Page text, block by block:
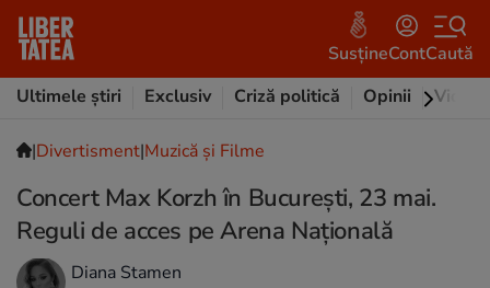
SusțineContCaută
Ultimele știri
Exclusiv Criză politică Opinii Video
|Divertisment|Muzică și Filme
Concert Max Korzh în București, 23 mai.
Reguli de acces pe Arena Națională
Diana Stamen